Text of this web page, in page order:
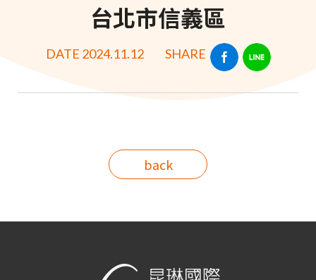
台北市信義區
DATE 2024.11.12 SHARE
back